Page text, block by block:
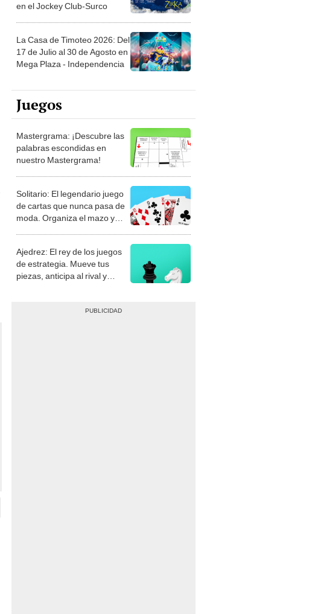
en el Jockey Club-Surco
La Casa de Timoteo 2026: Del
17 de Julio al 30 de Agosto en
Mega Plaza - Independencia
Juegos
Mastergrama: ¡Descubre las
palabras escondidas en
nuestro Mastergrama!
Solitario: El legendario juego
de cartas que nunca pasa de
moda. Organiza el mazo y
Ajedrez: El rey de los juegos
de estrategia. Mueve tus
piezas, anticipa al rival y